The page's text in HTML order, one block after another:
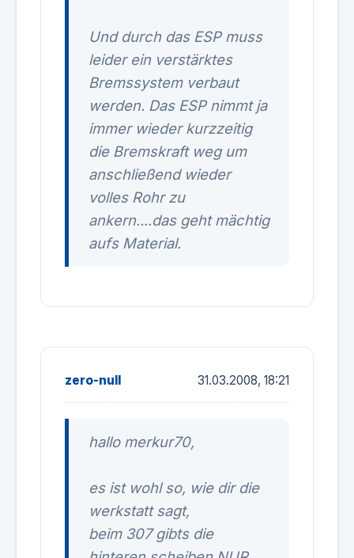
Und durch das ESP muss
leider ein verstärktes
Bremssystem verbaut
werden. Das ESP nimmt ja
immer wieder kurzzeitig
die Bremskraft weg um
anschließend wieder
volles Rohr zu
ankern....das geht mächtig
aufs Material.
zero-null 31.03.2008, 18:21
hallo merkur70,
es ist wohl so, wie dir die
werkstatt sagt,
beim 307 gibts die